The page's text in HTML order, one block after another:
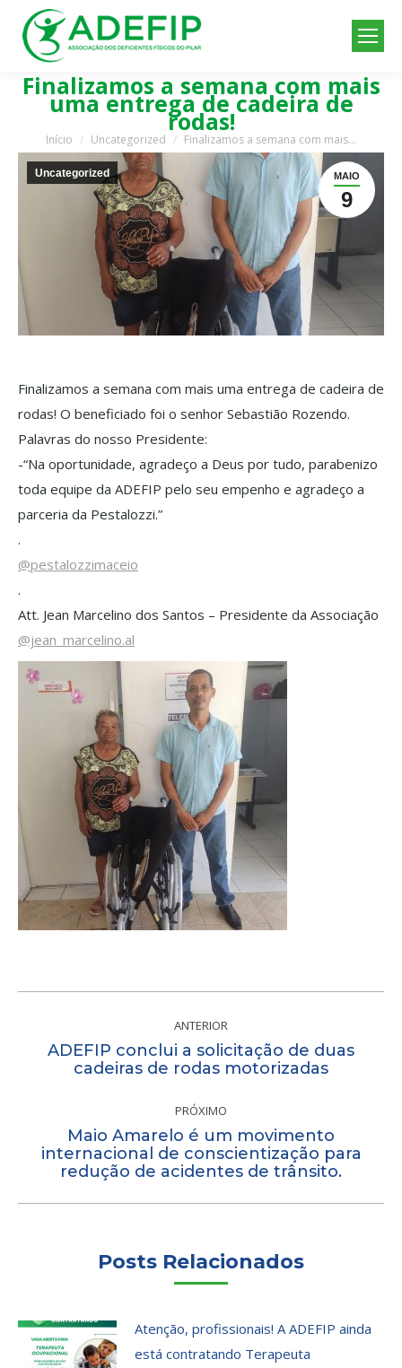
Finalizamos a semana com mais
uma entrega de cadeira de
rodas!
Você está aqui:
Início Uncategorized Finalizamos a semana com mais…
MAIO
9
Uncategorized
Finalizamos a semana com mais uma entrega de cadeira de
rodas! O beneficiado foi o senhor Sebastião Rozendo.
Palavras do nosso Presidente:
-“Na oportunidade, agradeço a Deus por tudo, parabenizo
toda equipe da ADEFIP pelo seu empenho e agradeço a
parceria da Pestalozzi.”
.
@pestalozzimaceio
.
Att. Jean Marcelino dos Santos – Presidente da Associação
@jean_marcelino.al
post:
ANTERIOR
Post
ADEFIP conclui a solicitação de duas
cadeiras de rodas motorizadas
PRÓXIMO
Próximo
post:
Maio Amarelo é um movimento
internacional de conscientização para
redução de acidentes de trânsito.
Posts Relacionados
Atenção, profissionais! A ADEFIP ainda
está contratando Terapeuta